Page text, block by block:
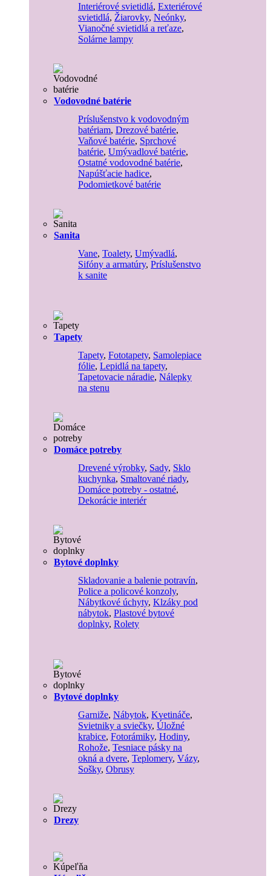
Interiérové svietidlá, Exteriérové
svietidlá, Žiarovky, Neónky,
Vianočné svietidlá a reťaze,
Solárne lampy
Vodovodné batérie
Príslušenstvo k vodovodným
batériam, Drezové batérie,
Vaňové batérie, Sprchové
batérie, Umývadlové batérie,
Ostatné vodovodné batérie,
Napúšťacie hadice,
Podomietkové batérie
Sanita
Vane, Toalety, Umývadlá,
Sifóny a armatúry, Príslušenstvo
k sanite
Tapety
Tapety, Fototapety, Samolepiace
fólie, Lepidlá na tapety,
Tapetovacie náradie, Nálepky
na stenu
Domáce potreby
Drevené výrobky, Sady, Sklo
kuchynka, Smaltované riady,
Domáce potreby - ostatné,
Dekorácie interiér
Bytové doplnky
Skladovanie a balenie potravín,
Police a policové konzoly,
Nábytkové úchyty, Klzáky pod
nábytok, Plastové bytové
doplnky, Rolety
Bytové doplnky
Garniže, Nábytok, Kvetináče,
Svietniky a sviečky, Úložné
krabice, Fotorámiky, Hodiny,
Rohože, Tesniace pásky na
okná a dvere, Teplomery, Vázy,
Sošky, Obrusy
Drezy